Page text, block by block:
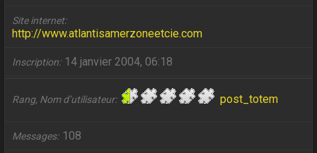
Site internet
http://www.atlantisamerzoneetcie.com
Inscription 14 janvier 2004, 06:18
Rang, Nom d’utilisateur post_totem
Messages 108